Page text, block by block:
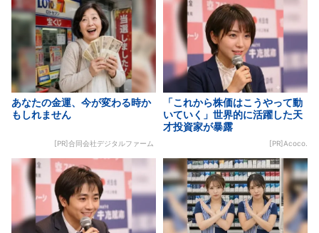
あなたの金運、今が変わる時か
もしれません
[PR]合同会社デジタルファーム
「これから株価はこうやって動
いていく」世界的に活躍した天
才投資家が暴露
[PR]Acoco.